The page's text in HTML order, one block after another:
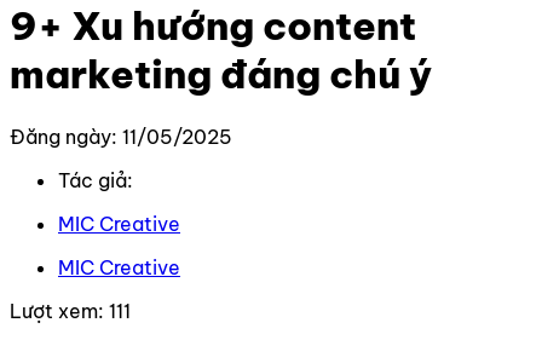
9+ Xu hướng content
marketing đáng chú ý
Đăng ngày: 11/05/2025
Tác giả:
MIC Creative
MIC Creative
Lượt xem: 111